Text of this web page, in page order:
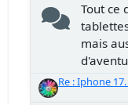
Tout ce
mais
Re : Iphone